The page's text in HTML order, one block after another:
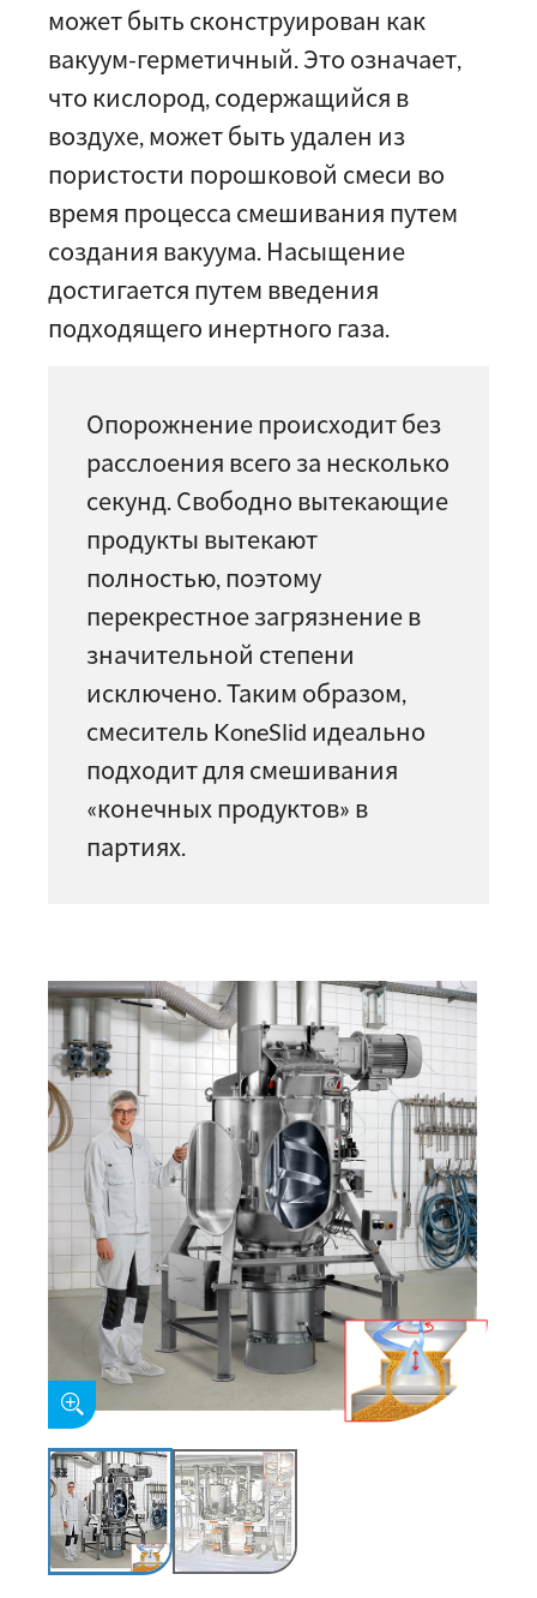
может быть сконструирован как
вакуум-герметичный. Это означает,
что кислород, содержащийся в
воздухе, может быть удален из
пористости порошковой смеси во
время процесса смешивания путем
создания вакуума. Насыщение
достигается путем введения
подходящего инертного газа.
Опорожнение происходит без
расслоения всего за несколько
секунд. Свободно вытекающие
продукты вытекают
полностью, поэтому
перекрестное загрязнение в
значительной степени
исключено. Таким образом,
смеситель KoneSlid идеально
подходит для смешивания
«конечных продуктов» в
партиях.